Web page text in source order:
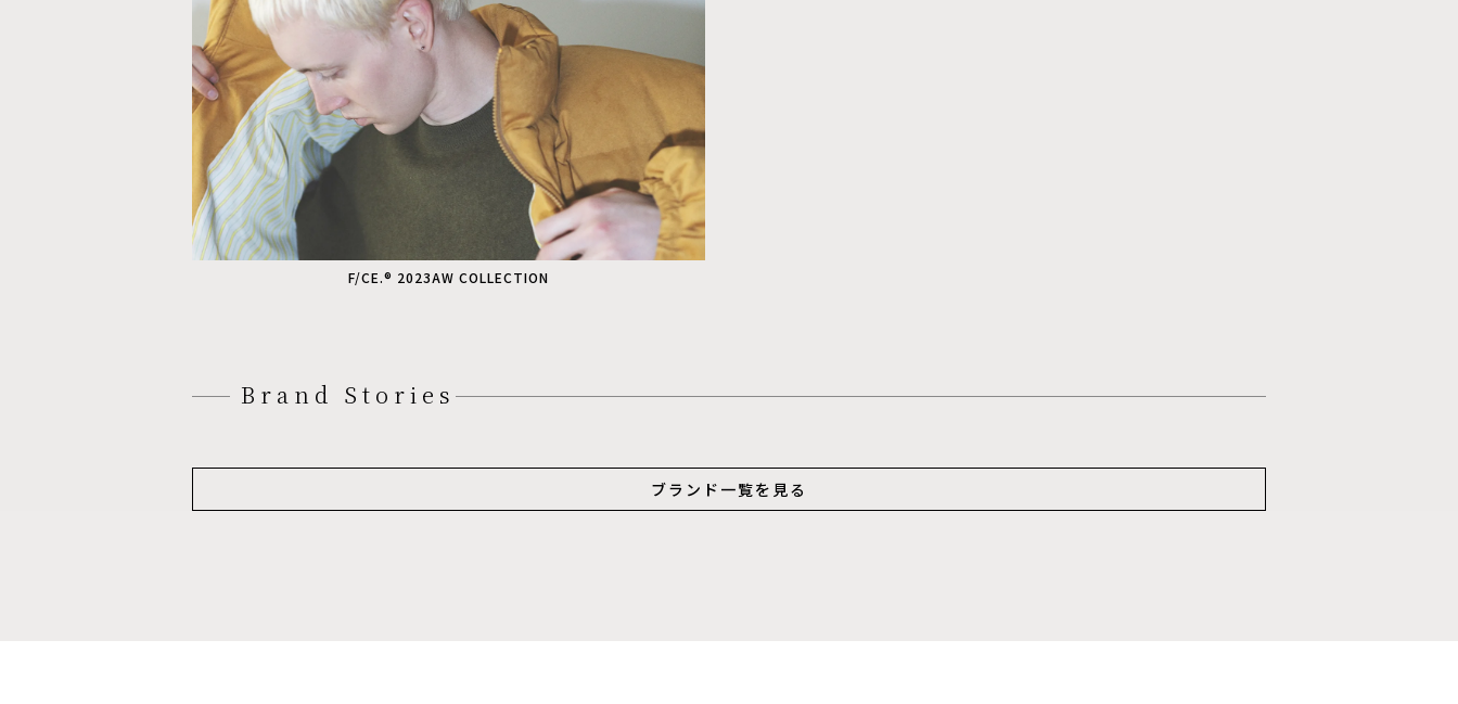
F/CE.® 2023AW COLLECTION
Brand Stories
ブランド一覧を見る